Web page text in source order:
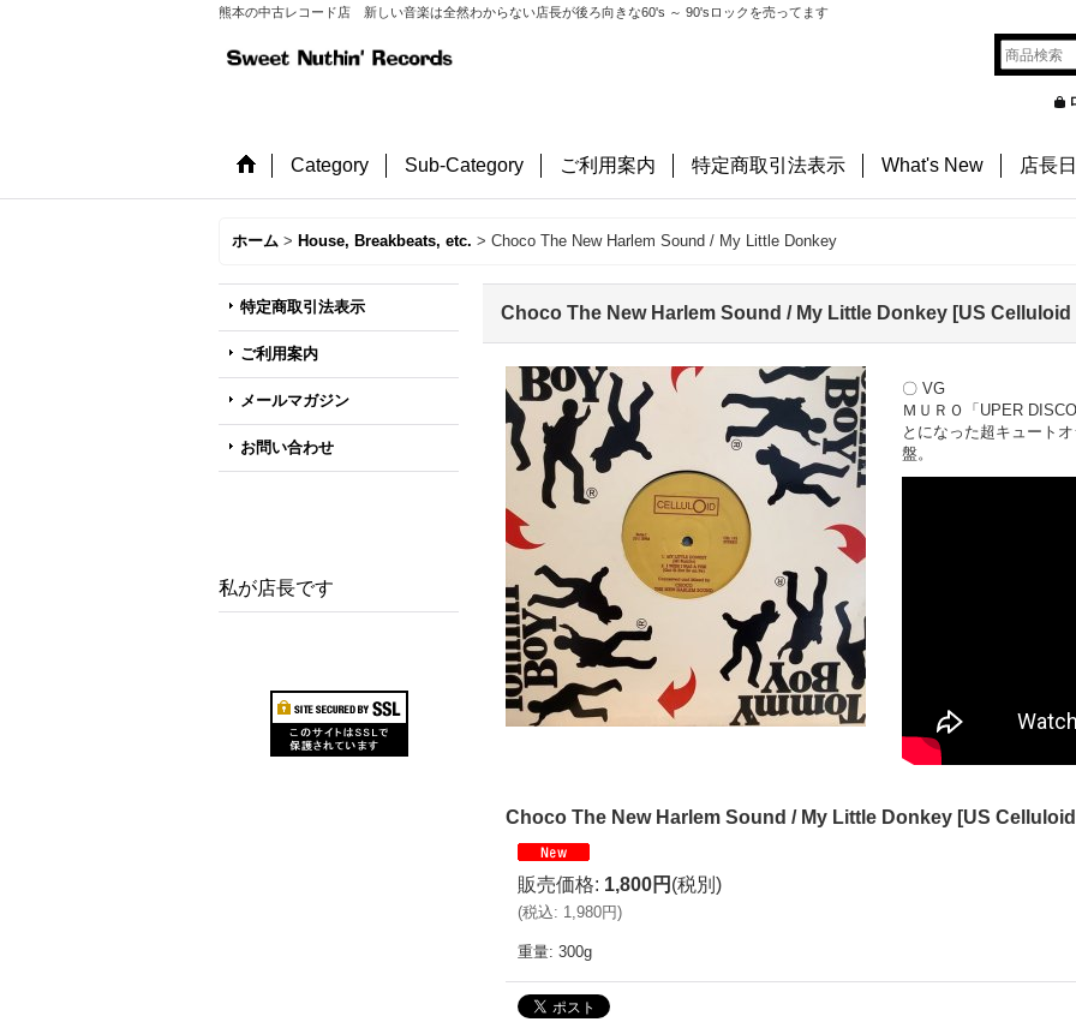
熊本の中古レコード店 新しい音楽は全然わからない店長が後ろ向きな60's ～ 90'sロックを売ってます
Category Sub-Category ご利用案内 特定商取引法表示 What's New 店長
ホーム > House, Breakbeats, etc. > Choco The New Harlem Sound / My Little Donkey
特定商取引法表示
ご利用案内
メールマガジン
お問い合わせ
私が店長です
Choco The New Harlem Sound / My Little Donkey [US Celluloid
〇 VG
ＭＵＲＯ「UPER
とになった超キュート
盤。
Choco The New Harlem Sound / My Little Donkey [US
販売価格: 1,800円 (税別)
(税込: 1,980円)
重量: 300g